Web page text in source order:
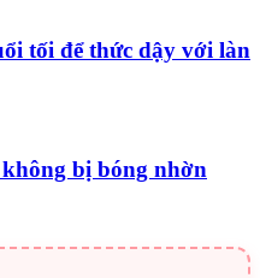
tối để thức dậy với làn
bị bóng nhờn